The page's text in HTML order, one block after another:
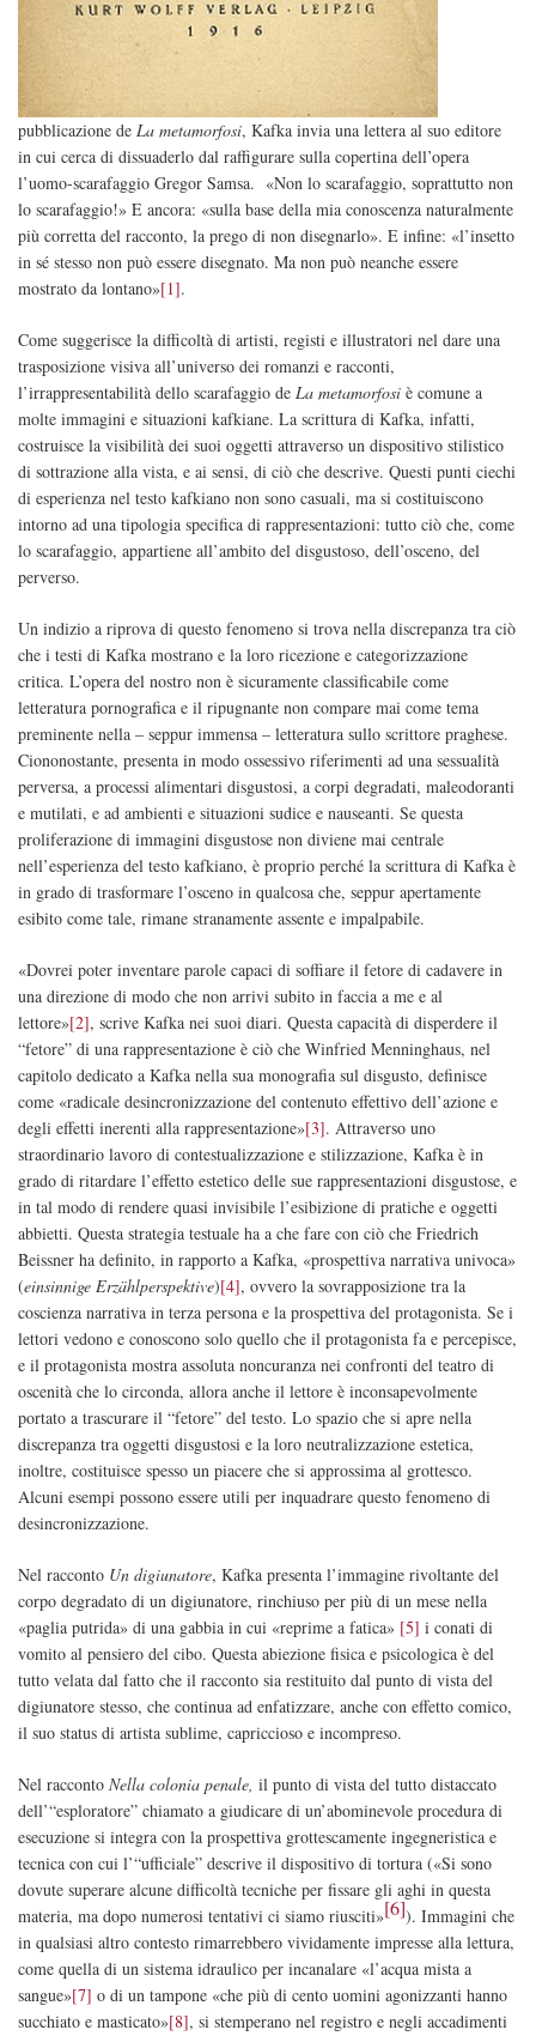
pubblicazione de La metamorfosi, Kafka invia una lettera al suo editore
in cui cerca di dissuaderlo dal raffigurare sulla copertina dell’opera
l’uomo-scarafaggio Gregor Samsa. «Non lo scarafaggio, soprattutto non
lo scarafaggio!» E ancora: «sulla base della mia conoscenza naturalmente
più corretta del racconto, la prego di non disegnarlo». E infine: «l’insetto
in sé stesso non può essere disegnato. Ma non può neanche essere
mostrato da lontano»[1].
Come suggerisce la difficoltà di artisti, registi e illustratori nel dare una
trasposizione visiva all’universo dei romanzi e racconti,
l’irrappresentabilità dello scarafaggio de La metamorfosi è comune a
molte immagini e situazioni kafkiane. La scrittura di Kafka, infatti,
costruisce la visibilità dei suoi oggetti attraverso un dispositivo stilistico
di sottrazione alla vista, e ai sensi, di ciò che descrive. Questi punti ciechi
di esperienza nel testo kafkiano non sono casuali, ma si costituiscono
intorno ad una tipologia specifica di rappresentazioni: tutto ciò che, come
lo scarafaggio, appartiene all’ambito del disgustoso, dell’osceno, del
perverso.
Un indizio a riprova di questo fenomeno si trova nella discrepanza tra ciò
che i testi di Kafka mostrano e la loro ricezione e categorizzazione
critica. L’opera del nostro non è sicuramente classificabile come
letteratura pornografica e il ripugnante non compare mai come tema
preminente nella – seppur immensa – letteratura sullo scrittore praghese.
Ciononostante, presenta in modo ossessivo riferimenti ad una sessualità
perversa, a processi alimentari disgustosi, a corpi degradati, maleodoranti
e mutilati, e ad ambienti e situazioni sudice e nauseanti. Se questa
proliferazione di immagini disgustose non diviene mai centrale
nell’esperienza del testo kafkiano, è proprio perché la scrittura di Kafka è
in grado di trasformare l’osceno in qualcosa che, seppur apertamente
esibito come tale, rimane stranamente assente e impalpabile.
«Dovrei poter inventare parole capaci di soffiare il fetore di cadavere in
una direzione di modo che non arrivi subito in faccia a me e al
lettore»[2], scrive Kafka nei suoi diari. Questa capacità di disperdere il
“fetore” di una rappresentazione è ciò che Winfried Menninghaus, nel
capitolo dedicato a Kafka nella sua monografia sul disgusto, definisce
come «radicale desincronizzazione del contenuto effettivo dell’azione e
degli effetti inerenti alla rappresentazione»[3]. Attraverso uno
straordinario lavoro di contestualizzazione e stilizzazione, Kafka è in
grado di ritardare l’effetto estetico delle sue rappresentazioni disgustose, e
in tal modo di rendere quasi invisibile l’esibizione di pratiche e oggetti
abbietti. Questa strategia testuale ha a che fare con ciò che Friedrich
Beissner ha definito, in rapporto a Kafka, «prospettiva narrativa univoca»
(einsinnige Erzählperspektive)[4], ovvero la sovrapposizione tra la
coscienza narrativa in terza persona e la prospettiva del protagonista. Se i
lettori vedono e conoscono solo quello che il protagonista fa e percepisce,
e il protagonista mostra assoluta noncuranza nei confronti del teatro di
oscenità che lo circonda, allora anche il lettore è inconsapevolmente
portato a trascurare il “fetore” del testo. Lo spazio che si apre nella
discrepanza tra oggetti disgustosi e la loro neutralizzazione estetica,
inoltre, costituisce spesso un piacere che si approssima al grottesco.
Alcuni esempi possono essere utili per inquadrare questo fenomeno di
desincronizzazione.
Nel racconto Un digiunatore, Kafka presenta l’immagine rivoltante del
corpo degradato di un digiunatore, rinchiuso per più di un mese nella
«paglia putrida» di una gabbia in cui «reprime a fatica» [5] i conati di
vomito al pensiero del cibo. Questa abiezione fisica e psicologica è del
tutto velata dal fatto che il racconto sia restituito dal punto di vista del
digiunatore stesso, che continua ad enfatizzare, anche con effetto comico,
il suo status di artista sublime, capriccioso e incompreso.
Nel racconto Nella colonia penale, il punto di vista del tutto distaccato
dell’“esploratore” chiamato a giudicare di un’abominevole procedura di
esecuzione si integra con la prospettiva grottescamente ingegneristica e
tecnica con cui l’“ufficiale” descrive il dispositivo di tortura («Si sono
dovute superare alcune difficoltà tecniche per fissare gli aghi in questa
materia, ma dopo numerosi tentativi ci siamo riusciti»[6]). Immagini che
in qualsiasi altro contesto rimarrebbero vividamente impresse alla lettura,
come quella di un sistema idraulico per incanalare «l’acqua mista a
sangue»[7] o di un tampone «che più di cento uomini agonizzanti hanno
succhiato e masticato»[8], si stemperano nel registro e negli accadimenti